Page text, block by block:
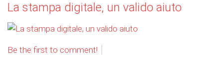
La stampa digitale, un valido aiuto
Be the first to comment!